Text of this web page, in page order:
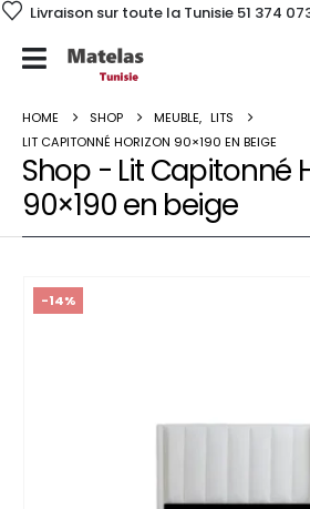
Livraison sur toute la Tunisie 51 374
HOME SHOP MEUBLE, LITS
LIT CAPITONNÉ HORIZON 90×190 EN BEIGE
Shop - Lit Capitonné
90×190 en beige
-14%